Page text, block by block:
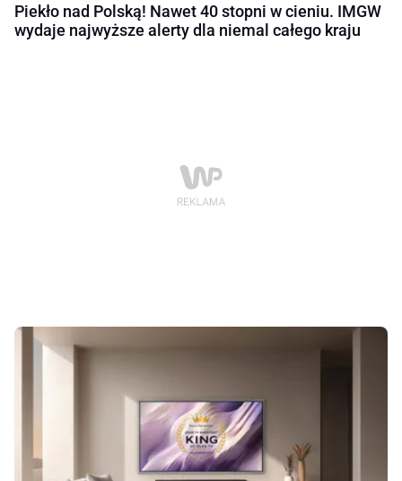
Piekło nad Polską! Nawet 40 stopni w cieniu. IMGW
wydaje najwyższe alerty dla niemal całego kraju